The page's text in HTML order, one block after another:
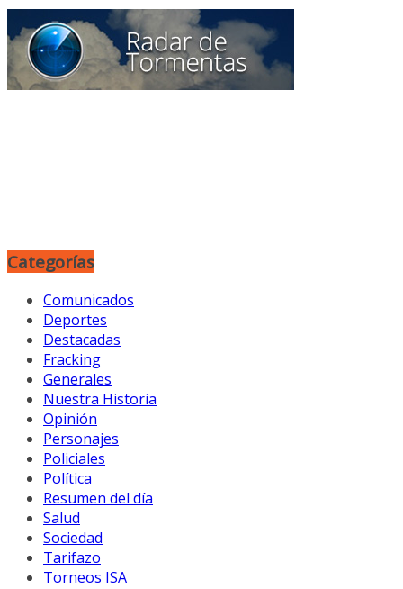
Categorías
Comunicados
Deportes
Destacadas
Fracking
Generales
Nuestra Historia
Opinión
Personajes
Policiales
Política
Resumen del día
Salud
Sociedad
Tarifazo
Torneos ISA